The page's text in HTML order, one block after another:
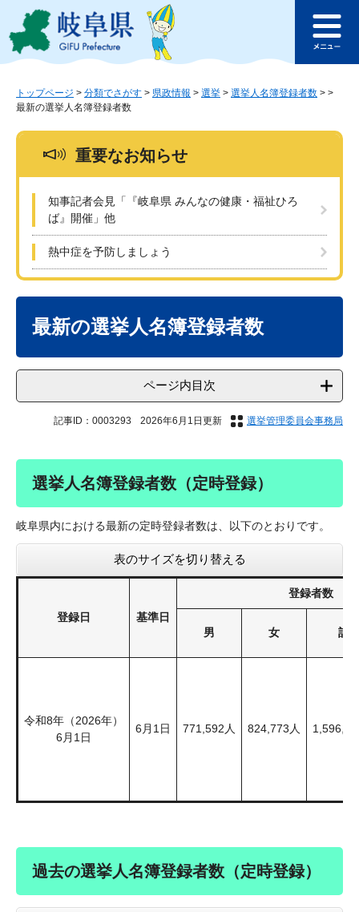
ジ
ュ
このページの本文へ
ュ
トップページ > 分類でさがす > 県政情報 > 選挙 > 選挙人名簿登録者数 > >
最新の選挙人名簿登録者数
重要なお知らせ
知事記者会見「『岐阜県 みんなの健康・福祉ひろ
ば』開催」他
熱中症を予防しましょう
最新の選挙人名簿登録者数
ページ内目次
記事ID：0003293 2026年6月1日更新 選挙管理委員会事務局
選挙人名簿登録者数（定時登録）
岐阜県内における最新の定時登録者数は、以下のとおりです。
表のサイズを切り替える
登録日 基準日
登録者数
男 女 計
令和8年（2026年）
6月1日
6月1日 771,592人 824,773人
過去の選挙人名簿登録者数（定時登録）